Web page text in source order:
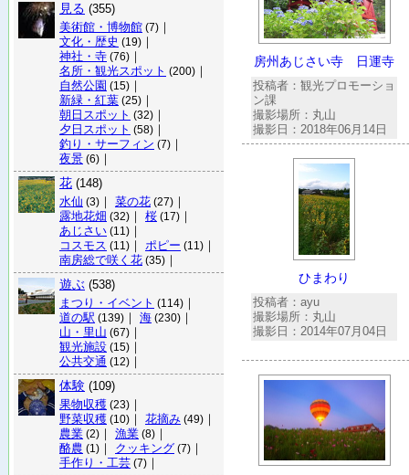
見る (355)
美術館・博物館 (7) ｜
文化・歴史 (19) ｜
神社・寺 (76) ｜
名所・観光スポット (200) ｜
自然公園 (15) ｜
新緑・紅葉 (25) ｜
朝日スポット (32) ｜
夕日スポット (58) ｜
釣り・サーフィン (7) ｜
夜景 (6) ｜
花 (148)
水仙 (3) ｜ 菜の花 (27) ｜
露地花畑 (32) ｜ 桜 (17) ｜
あじさい (11) ｜
コスモス (11) ｜ ポピー (11) ｜
南房総で咲く花 (35) ｜
遊ぶ (538)
まつり・イベント (114) ｜
道の駅 (139) ｜ 海 (230) ｜
山・里山 (67) ｜
観光施設 (15) ｜
公共交通 (12) ｜
体験 (109)
果物収穫 (23) ｜
野菜収穫 (10) ｜ 花摘み (49) ｜
農業 (2) ｜ 漁業 (8) ｜
酪農 (1) ｜ クッキング (7) ｜
手作り・工芸 (7) ｜
房州あじさい寺 日運寺
投稿者：観光プロモーショ
ン課
撮影場所：丸山
撮影日：2018年06月14日
ひまわり
投稿者：ayu
撮影場所：丸山
撮影日：2014年07月04日